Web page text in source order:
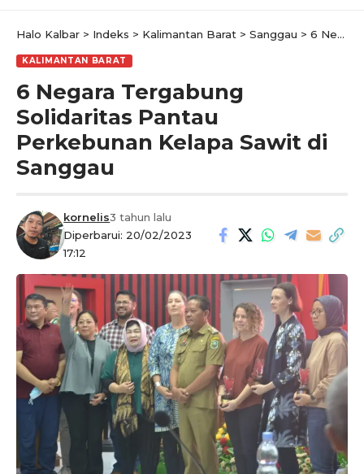
Halo Kalbar > Indeks > Kalimantan Barat > Sanggau > 6 Negara Tergabung Solidaritas Pantau Perkebunan Kelapa Sawit di Sanggau
KALIMANTAN BARAT
6 Negara Tergabung
Solidaritas Pantau
Perkebunan Kelapa Sawit di
Sanggau
Diperbarui: 20/02/2023
17:12
kornelis3 tahun lalu